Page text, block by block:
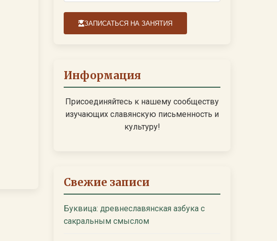
ЗАПИСАТЬСЯ НА ЗАНЯТИЯ
Информация
Присоединяйтесь к нашему сообществу
изучающих славянскую письменность и
культуру!
Свежие записи
Буквица: древнеславянская азбука с
сакральным смыслом